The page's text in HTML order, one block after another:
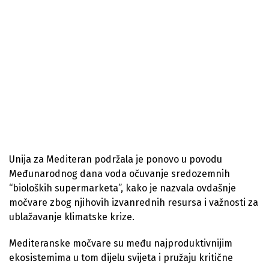
Unija za Mediteran podržala je ponovo u povodu
Međunarodnog dana voda očuvanje sredozemnih
“bioloških supermarketa”, kako je nazvala ovdašnje
močvare zbog njihovih izvanrednih resursa i važnosti za
ublažavanje klimatske krize.
Mediteranske močvare su među najproduktivnijim
ekosistemima u tom dijelu svijeta i pružaju kritične